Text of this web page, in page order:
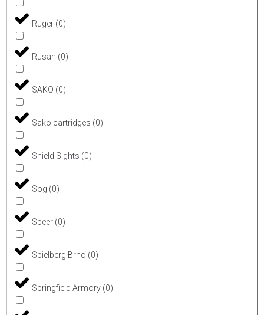
Ruger (0)
Rusan (0)
SAKO (0)
Sako cartridges (0)
Shield Sights (0)
Sog (0)
Speer (0)
Spielberg Brno (0)
Springfield Armory (0)